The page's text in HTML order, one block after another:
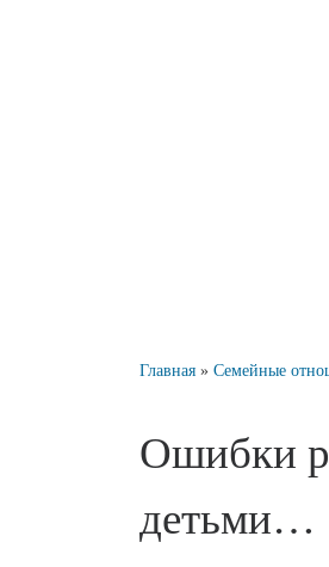
Главная » Семейные
Ошибки
детьми…